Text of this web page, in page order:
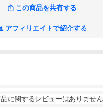
56kg（写真はＭサイズ着用。)
この商品を共有する
アフィリエイトで紹介する
に関するレビューはありません